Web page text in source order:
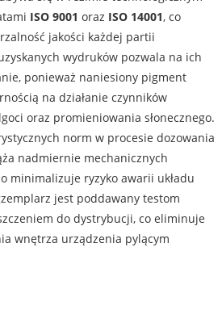
ISO 9001 oraz ISO 14001, co
jakości każdej partii
wydruków pozwala na ich
ponieważ naniesiony pigment
na działanie czynników
oraz promieniowania słonecznego.
norm w procesie dozowania
nadmiernie mechanicznych
minimalizuje ryzyko awarii układu
jest poddawany testom
do dystrybucji, co eliminuje
wnętrza urządzenia pylącym